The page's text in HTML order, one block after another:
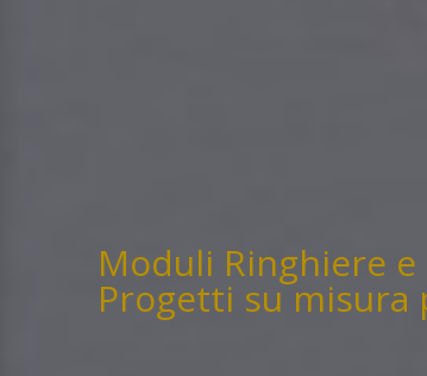
Moduli Ringhiere
Progetti su misura